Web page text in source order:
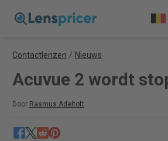
Contactlenzen / Nieuws
Acuvue 2 wordt
Door Rasmus Adeltoft